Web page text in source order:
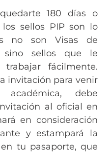
180 días o
sellos PIP son lo
no son Visas de
sino sellos que le
fácilmente.
invitación para venir
debe
al oficial en
en consideración
y estampará la
tu pasaporte, que